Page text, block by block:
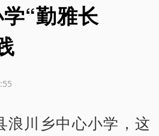
“勤雅长
浪川乡中心小学，这